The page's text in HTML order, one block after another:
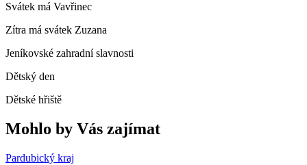
Svátek má Vavřinec
Zítra má svátek Zuzana
Jeníkovské zahradní slavnosti
Dětský den
Dětské hřiště
Mohlo by Vás zajímat
Pardubický kraj